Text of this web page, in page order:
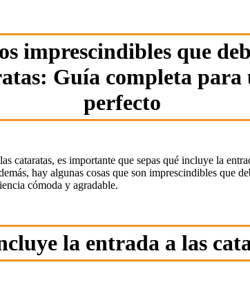
imprescindibles que
Guía completa para
perfecto
cataratas, es importante que sepas qué incluye la
hay algunas cosas que son imprescindibles que
cómoda y agradable.
la entrada a las